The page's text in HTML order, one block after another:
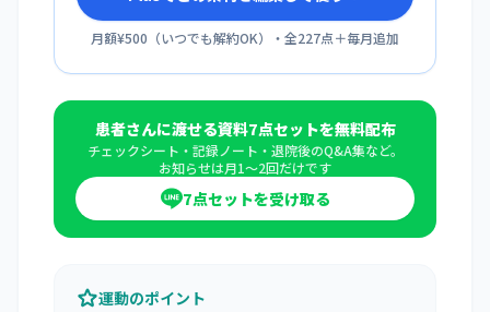
月額¥500 （いつでも解約OK）・全227点＋毎月追加
患者さんに渡せる資料7点セットを無料配布
チェックシート・記録ノート・退院後のQ&A集など。
お知らせは月1〜2回だけです
7点セットを受け取る
運動のポイント